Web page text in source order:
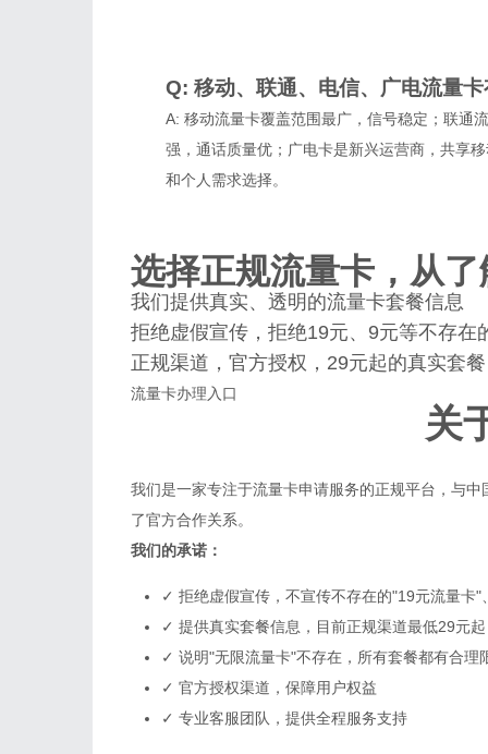
Q: 移动、联通、电信、广电流量
A: 移动流量卡覆盖范围最广，信号稳定；联通
强，通话质量优；广电卡是新兴运营商，共享
和个人需求选择。
选择正规流量卡，从
我们提供真实、透明的流量卡套餐信息
拒绝虚假宣传，拒绝19元、9元等不存在
正规渠道，官方授权，29元起的真实套餐
流量卡办理入口
关
我们是一家专注于流量卡申请服务的正规平台，与
了官方合作关系。
我们的承诺：
✓ 拒绝虚假宣传，不宣传不存在的"19元流量卡"
✓ 提供真实套餐信息，目前正规渠道最低29元起
✓ 说明"无限流量卡"不存在，所有套餐都有合理
✓ 官方授权渠道，保障用户权益
✓ 专业客服团队，提供全程服务支持